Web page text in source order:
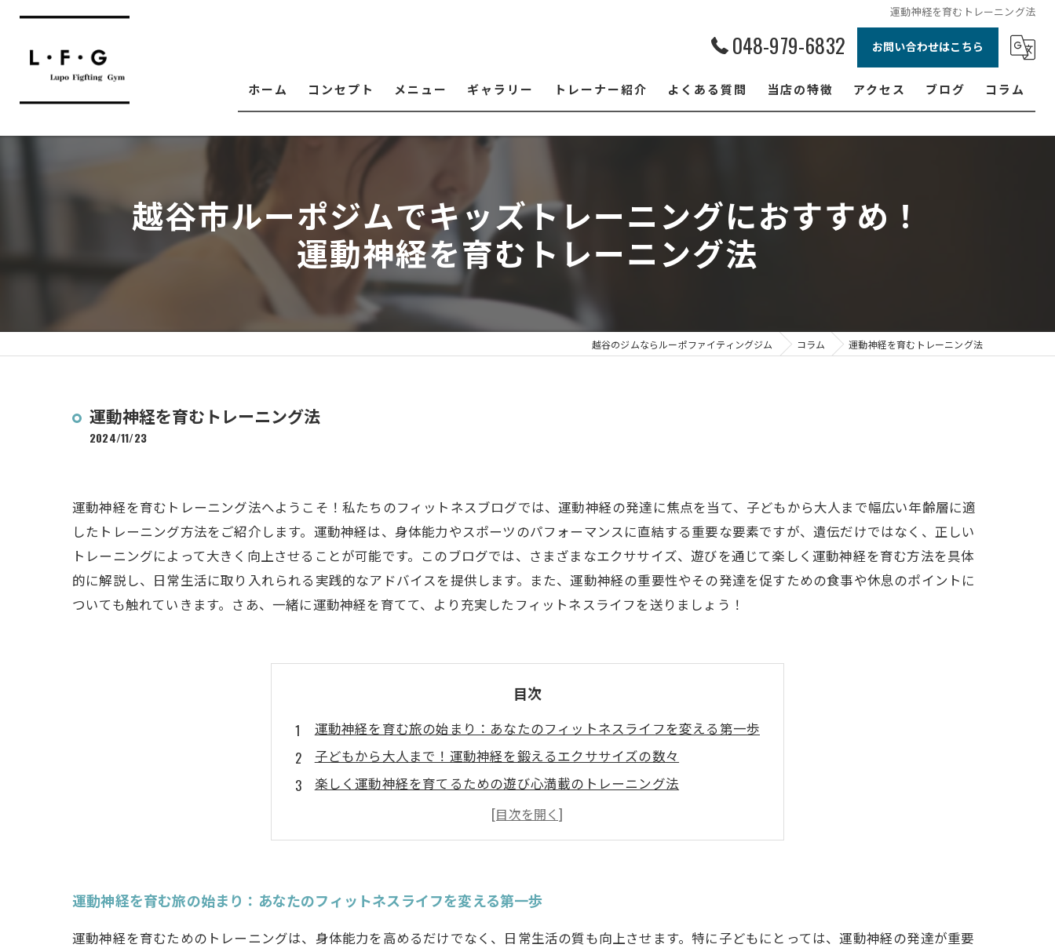
運動神経を育むトレーニング法
048-979-6832 お問い合わせはこちら
ホーム コンセプト メニュー ギャラリー トレーナー紹介 よくある質問 当店の特徴
ボクシング
ダイエット
アクセス ブログ コラム
越谷市ルーポジムでキッズトレーニングにおすすめ！
運動神経を育むトレーニング法
越谷のジムならルーポファイティングジム コラム 運動神経を育むトレーニング法
運動神経を育むトレーニング法
2024/11/23
運動神経を育むトレーニング法へようこそ！私たちのフィットネスブログでは、運動神経の発達に焦点を当て、子どもから大人まで幅広い年齢層に適
したトレーニング方法をご紹介します。運動神経は、身体能力やスポーツのパフォーマンスに直結する重要な要素ですが、遺伝だけではなく、正しい
トレーニングによって大きく向上させることが可能です。このブログでは、さまざまなエクササイズ、遊びを通じて楽しく運動神経を育む方法を具体
的に解説し、日常生活に取り入れられる実践的なアドバイスを提供します。また、運動神経の重要性やその発達を促すための食事や休息のポイントに
ついても触れていきます。さあ、一緒に運動神経を育てて、より充実したフィットネスライフを送りましょう！
目次
運動神経を育む旅の始まり：あなたのフィットネスライフを変える第一歩
子どもから大人まで！運動神経を鍛えるエクササイズの数々
楽しく運動神経を育てるための遊び心満載のトレーニング法
運動神経の重要性：なぜ正しいトレーニングが必要なのか
食事と休息でサポート！運動神経を伸ばすための生活習慣
充実したフィットネスライフへ：運動神経を育むことで得られる未来
運動神経を育む旅の始まり：あなたのフィットネスライフを変える第一歩
運動神経を育むためのトレーニングは、身体能力を高めるだけでなく、日常生活の質も向上させます。特に子どもにとっては、運動神経の発達が重要